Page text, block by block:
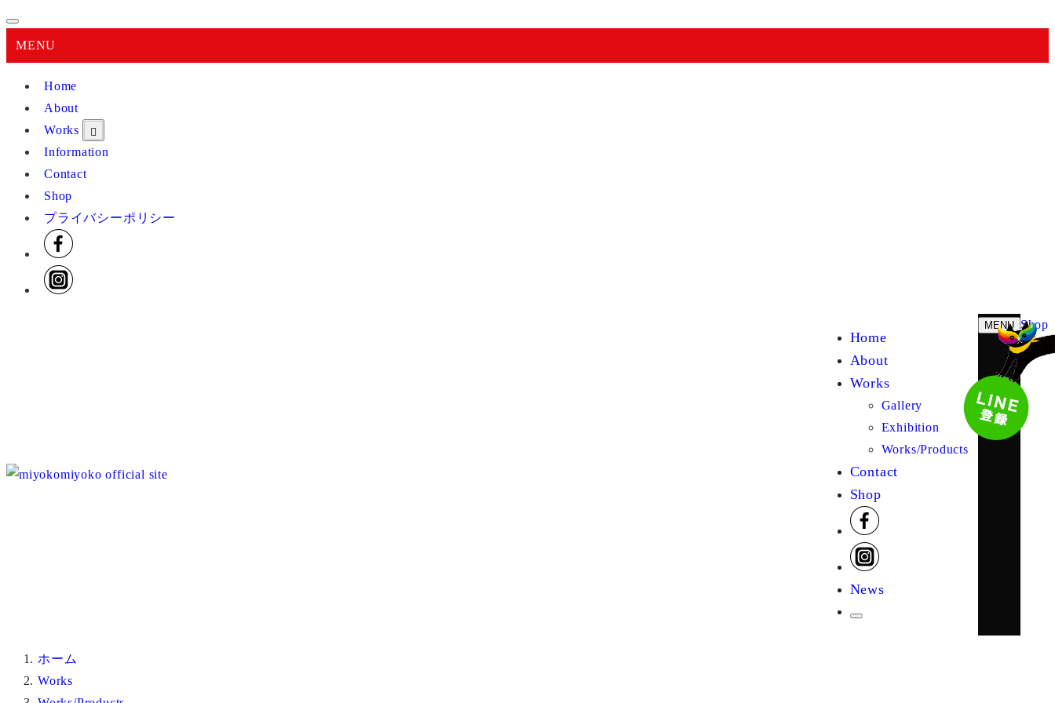
MENU
Home
About
Works
Information
Contact
Shop
プライバシーポリシー
Home
About
Works
Gallery
Exhibition
Works/Products
Contact
Shop
News
Shop
MENU
ホーム
Works